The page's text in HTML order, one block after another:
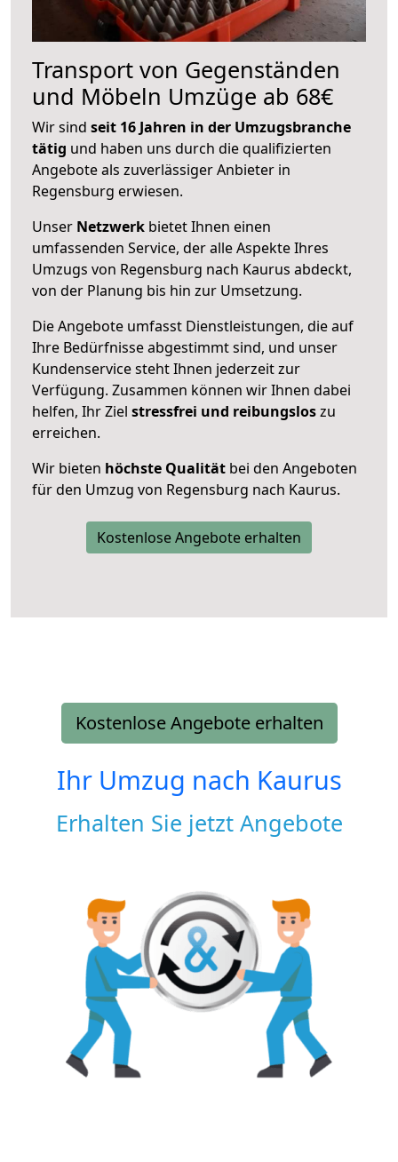
Transport von Gegenständen
und Möbeln Umzüge ab 68€
Wir sind seit 16 Jahren in der Umzugsbranche
tätig und haben uns durch die qualifizierten
Angebote als zuverlässiger Anbieter in
Regensburg erwiesen.
Unser Netzwerk bietet Ihnen einen
umfassenden Service, der alle Aspekte Ihres
Umzugs von Regensburg nach Kaurus abdeckt,
von der Planung bis hin zur Umsetzung.
Die Angebote umfasst Dienstleistungen, die auf
Ihre Bedürfnisse abgestimmt sind, und unser
Kundenservice steht Ihnen jederzeit zur
Verfügung. Zusammen können wir Ihnen dabei
helfen, Ihr Ziel stressfrei und reibungsloszu
erreichen.
Wir bieten höchste Qualität bei den Angeboten
für den Umzug von Regensburg nach Kaurus.
Kostenlose Angebote erhalten
Kostenlose Angebote erhalten
Ihr Umzug nach Kaurus
Erhalten Sie jetzt Angebote